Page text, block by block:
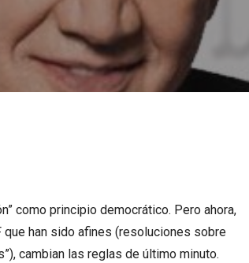
como principio democrático. Pero ahora,
han sido afines (resoluciones sobre
cambian las reglas de último minuto.